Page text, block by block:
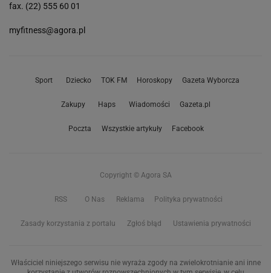
fax. (22) 555 60 01
myfitness@agora.pl
Sport Dziecko TOK FM Horoskopy Gazeta Wyborcza
Zakupy Haps Wiadomości Gazeta.pl
Poczta Wszystkie artykuły Facebook
Copyright © Agora SA
RSS O Nas Reklama Polityka prywatności
Zasady korzystania z portalu Zgłoś błąd Ustawienia prywatności
Właściciel niniejszego serwisu nie wyraża zgody na zwielokrotnianie ani inne